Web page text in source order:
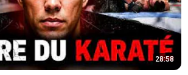
28:58